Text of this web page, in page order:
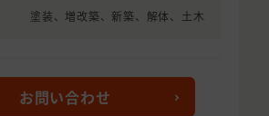
塗装、増改築、新築、解体、土木
お問い合わせ